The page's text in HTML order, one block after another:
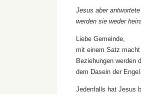
Jesus aber
werden sie weder
Liebe Gemeinde,
mit einem Satz
Beziehungen
dem Dasein der
Jedenfalls hat Jesus